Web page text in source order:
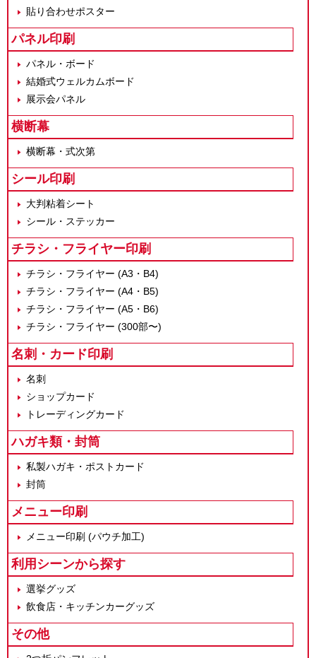
貼り合わせポスター
パネル印刷
パネル・ボード
結婚式ウェルカムボード
展示会パネル
横断幕
横断幕・式次第
シール印刷
大判粘着シート
シール・ステッカー
チラシ・フライヤー印刷
チラシ・フライヤー (A3・B4)
チラシ・フライヤー (A4・B5)
チラシ・フライヤー (A5・B6)
チラシ・フライヤー (300部〜)
名刺・カード印刷
名刺
ショップカード
トレーディングカード
ハガキ類・封筒
私製ハガキ・ポストカード
封筒
メニュー印刷
メニュー印刷 (パウチ加工)
利用シーンから探す
選挙グッズ
飲食店・キッチンカーグッズ
その他